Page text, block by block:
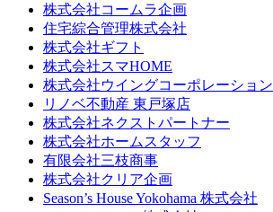
株式会社コームラ企画
住宅綜合管理株式会社
株式会社ギフト
株式会社スマHOME
株式会社ウイングコーポレーション
リノベ不動産 東戸塚店
株式会社ネクストパートナー
株式会社ホームスタッフ
有限会社三枝商事
株式会社クリア企画
Season’s House Yokohama 株式会社